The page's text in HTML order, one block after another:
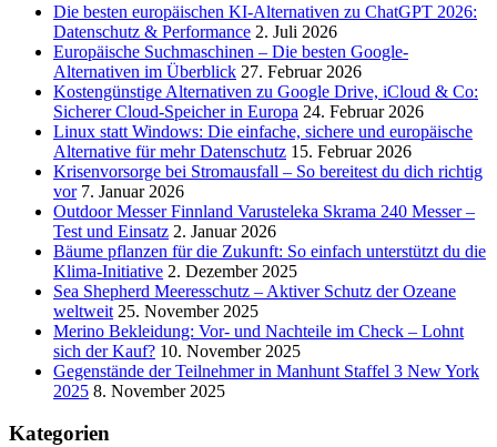
Die besten europäischen KI-Alternativen zu ChatGPT 2026:
Datenschutz & Performance 2. Juli 2026
Europäische Suchmaschinen – Die besten Google-
Alternativen im Überblick 27. Februar 2026
Kostengünstige Alternativen zu Google Drive, iCloud & Co:
Sicherer Cloud-Speicher in Europa 24. Februar 2026
Linux statt Windows: Die einfache, sichere und europäische
Alternative für mehr Datenschutz 15. Februar 2026
Krisenvorsorge bei Stromausfall – So bereitest du dich richtig
vor 7. Januar 2026
Outdoor Messer Finnland Varusteleka Skrama 240 Messer –
Test und Einsatz 2. Januar 2026
Bäume pflanzen für die Zukunft: So einfach unterstützt du die
Klima-Initiative 2. Dezember 2025
Sea Shepherd Meeresschutz – Aktiver Schutz der Ozeane
weltweit 25. November 2025
Merino Bekleidung: Vor- und Nachteile im Check – Lohnt
sich der Kauf? 10. November 2025
Gegenstände der Teilnehmer in Manhunt Staffel 3 New York
2025 8. November 2025
Kategorien